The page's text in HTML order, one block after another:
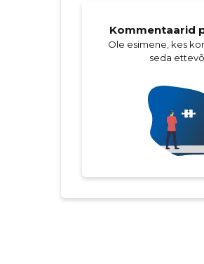
Kommentaarid
Ole esimene, kes
seda